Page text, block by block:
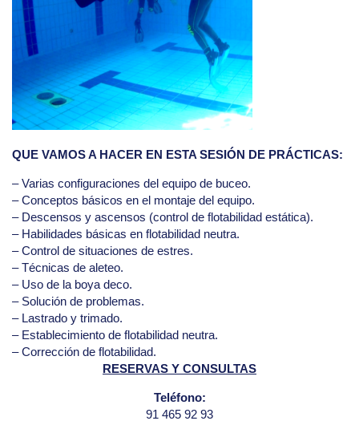
QUE VAMOS A HACER EN ESTA SESIÓN DE PRÁCTICAS:
– Varias configuraciones del equipo de buceo.
– Conceptos básicos en el montaje del equipo.
– Descensos y ascensos (control de flotabilidad estática).
– Habilidades básicas en flotabilidad neutra.
– Control de situaciones de estres.
– Técnicas de aleteo.
– Uso de la boya deco.
– Solución de problemas.
– Lastrado y trimado.
– Establecimiento de flotabilidad neutra.
– Corrección de flotabilidad.
RESERVAS Y CONSULTAS
Teléfono:
91 465 92 93